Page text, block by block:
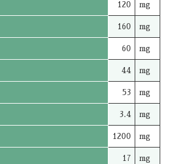
120 mg
160 mg
60 mg
44 mg
53 mg
3.4 mg
1200 mg
17 mg